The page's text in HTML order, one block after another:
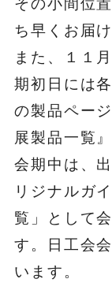
入会
その小間位
ち早くお届
また、１１
期初日には
の製品ペー
展製品一覧
会期中は、
リジナルガ
覧」として
す。日工会
います。